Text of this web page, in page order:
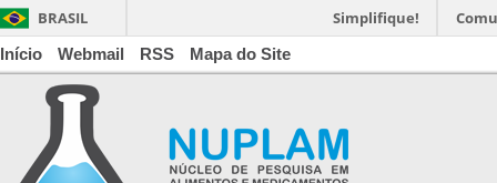
BRASIL Simplifique!
Início Webmail RSS Mapa do Site